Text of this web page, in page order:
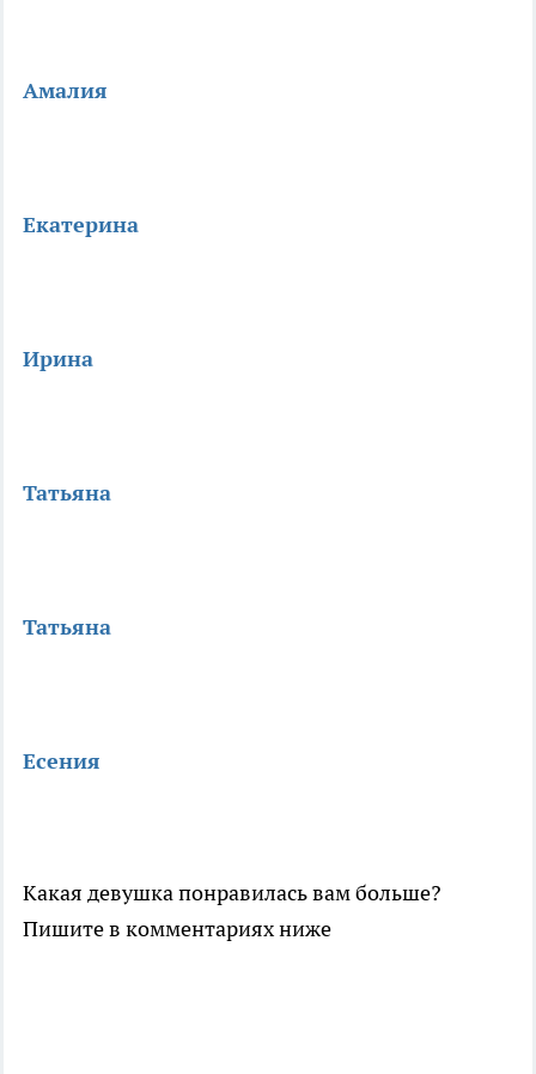
Амалия
Екатерина
Ирина
Татьяна
Татьяна
Есения
Какая девушка понравилась вам больше?
Пишите в комментариях ниже